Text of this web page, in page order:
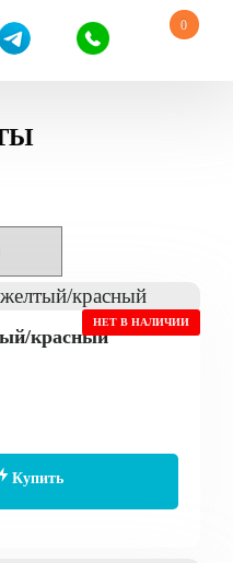
0
НЕТ В НАЛИЧИИ
красный
Купить